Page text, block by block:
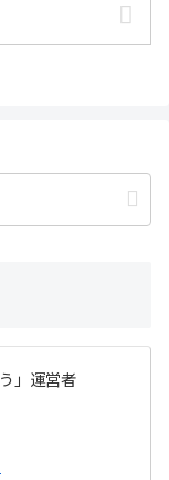
」運営者